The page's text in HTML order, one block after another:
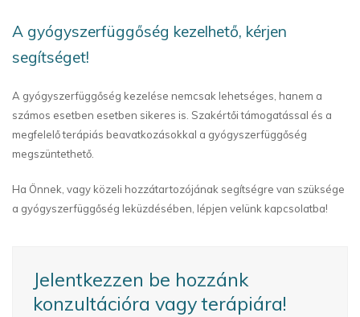
A gyógyszerfüggőség kezelhető, kérjen
segítséget!
A gyógyszerfüggőség kezelése nemcsak lehetséges, hanem a
számos esetben esetben sikeres is. Szakértői támogatással és a
megfelelő terápiás beavatkozásokkal a gyógyszerfüggőség
megszüntethető.
Ha Önnek, vagy közeli hozzátartozójának segítségre van szüksége
a gyógyszerfüggőség leküzdésében, lépjen velünk kapcsolatba!
Jelentkezzen be hozzánk
konzultációra vagy terápiára!